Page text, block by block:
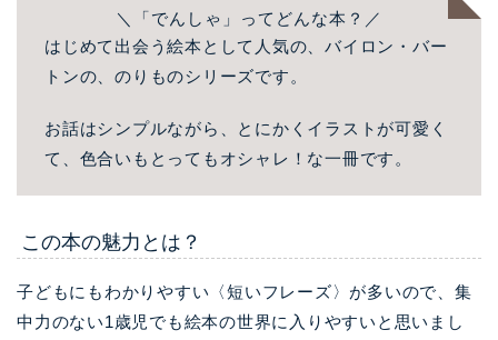
＼「でんしゃ」ってどんな本？／
はじめて出会う絵本として人気の、バイロン・バー
トンの、のりものシリーズです。
お話はシンプルながら、とにかくイラストが可愛く
て、色合いもとってもオシャレ！な一冊です。
この本の魅力とは？
子どもにもわかりやすい〈短いフレーズ〉が多いので、集
中力のない1歳児でも絵本の世界に入りやすいと思いまし